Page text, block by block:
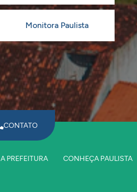
Monitora Paulista
CONTATO
A PREFEITURA CONHEÇA PAULISTA